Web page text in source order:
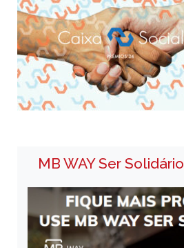
MB WAY Ser Solidário